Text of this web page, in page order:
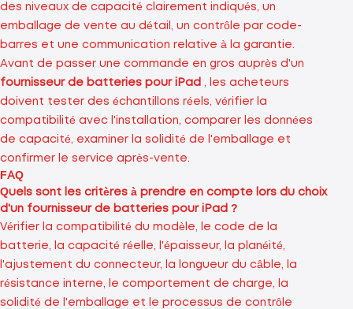
des niveaux de capacité clairement indiqués, un
emballage de vente au détail, un contrôle par code-
barres et une communication relative à la garantie.
Avant de passer une commande en gros auprès d'un
fournisseur de batteries pour iPad , les acheteurs
doivent tester des échantillons réels, vérifier la
compatibilité avec l'installation, comparer les données
de capacité, examiner la solidité de l'emballage et
confirmer le service après-vente.
FAQ
Quels sont les critères à prendre en compte lors du choix
d'un fournisseur de batteries pour iPad ?
Vérifier la compatibilité du modèle, le code de la
batterie, la capacité réelle, l'épaisseur, la planéité,
l'ajustement du connecteur, la longueur du câble, la
résistance interne, le comportement de charge, la
solidité de l'emballage et le processus de contrôle